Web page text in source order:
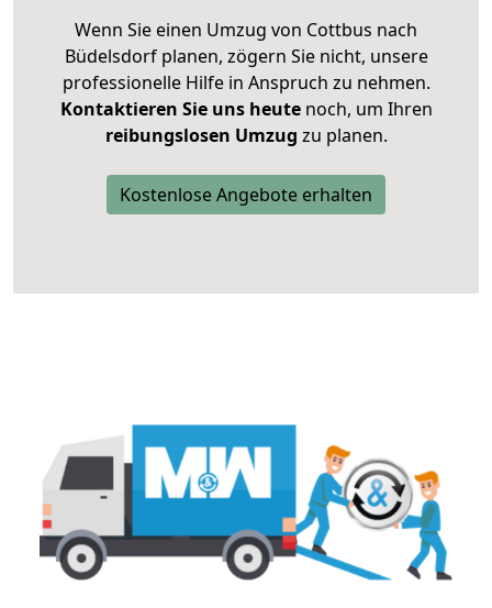
Wenn Sie einen Umzug von Cottbus nach
Büdelsdorf planen, zögern Sie nicht, unsere
professionelle Hilfe in Anspruch zu nehmen.
Kontaktieren Sie uns heutenoch, um Ihren
reibungslosen Umzug zu planen.
Kostenlose Angebote erhalten